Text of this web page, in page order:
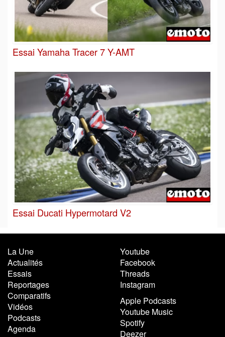
Essai Yamaha Tracer 7 Y-AMT
Essai Ducati Hypermotard V2
La Une
Actualités
Essais
Reportages
Comparatifs
Vidéos
Podcasts
Agenda
Youtube
Facebook
Threads
Instagram
Apple Podcasts
Youtube Music
Spotify
Deezer